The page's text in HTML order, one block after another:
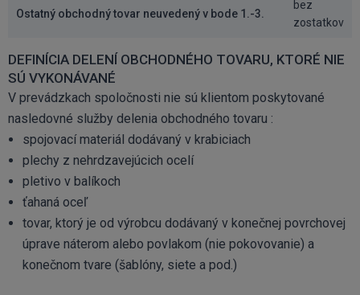
Ostatný obchodný tovar neuvedený v bode 1.-3.
bez
zostatkov
DEFINÍCIA DELENÍ OBCHODNÉHO TOVARU, KTORÉ NIE
SÚ VYKONÁVANÉ
V prevádzkach spoločnosti nie sú klientom poskytované
nasledovné služby delenia obchodného tovaru :
spojovací materiál dodávaný v krabiciach
plechy z nehrdzavejúcich ocelí
pletivo v balíkoch
ťahaná oceľ
tovar, ktorý je od výrobcu dodávaný v konečnej povrchovej
úprave náterom alebo povlakom (nie pokovovanie) a
konečnom tvare (šablóny, siete a pod.)